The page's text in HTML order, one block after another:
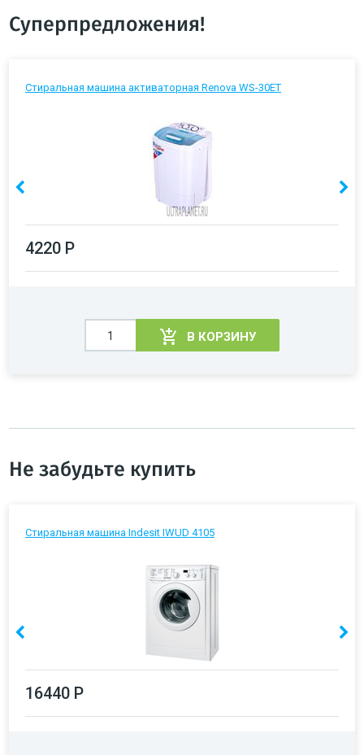
Суперпредложения!
Стиральная машина активаторная Renova WS-30ET
4220 Р
В КОРЗИНУ
Не забудьте купить
Стиральная машина Indesit IWUD 4105
16440 Р